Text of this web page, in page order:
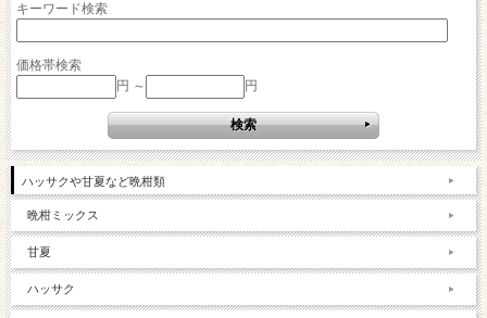
キーワード検索
価格帯検索
円 ～
円
ハッサクや甘夏など晩柑類
晩柑ミックス
甘夏
ハッサク